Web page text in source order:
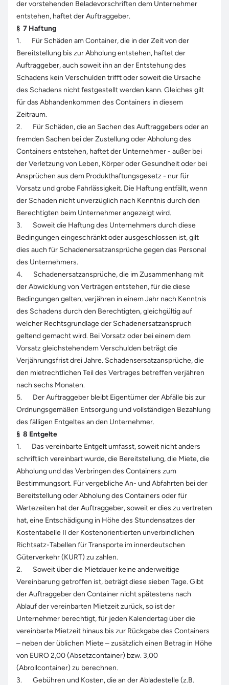
der vorstehenden Beladevorschriften dem Unternehmer
entstehen, haftet der Auftraggeber.
§ 7 Haftung
1. Für Schäden am Container, die in der Zeit von der
Bereitstellung bis zur Abholung entstehen, haftet der
Auftraggeber, auch soweit ihn an der Entstehung des
Schadens kein Verschulden trifft oder soweit die Ursache
des Schadens nicht festgestellt werden kann. Gleiches gilt
für das Abhandenkommen des Containers in diesem
Zeitraum.
2. Für Schäden, die an Sachen des Auftraggebers oder an
fremden Sachen bei der Zustellung oder Abholung des
Containers entstehen, haftet der Unternehmer - außer bei
der Verletzung von Leben, Körper oder Gesundheit oder bei
Ansprüchen aus dem Produkthaftungsgesetz - nur für
Vorsatz und grobe Fahrlässigkeit. Die Haftung entfällt, wenn
der Schaden nicht unverzüglich nach Kenntnis durch den
Berechtigten beim Unternehmer angezeigt wird.
3. Soweit die Haftung des Unternehmers durch diese
Bedingungen eingeschränkt oder ausgeschlossen ist, gilt
dies auch für Schadenersatzansprüche gegen das Personal
des Unternehmers.
4. Schadenersatzansprüche, die im Zusammenhang mit
der Abwicklung von Verträgen entstehen, für die diese
Bedingungen gelten, verjähren in einem Jahr nach Kenntnis
des Schadens durch den Berechtigten, gleichgültig auf
welcher Rechtsgrundlage der Schadenersatzanspruch
geltend gemacht wird. Bei Vorsatz oder bei einem dem
Vorsatz gleichstehendem Verschulden beträgt die
Verjährungsfrist drei Jahre. Schadensersatzansprüche, die
den mietrechtlichen Teil des Vertrages betreffen verjähren
nach sechs Monaten.
5. Der Auftraggeber bleibt Eigentümer der Abfälle bis zur
Ordnungsgemäßen Entsorgung und vollständigen Bezahlung
des fälligen Entgeltes an den Unternehmer.
§ 8 Entgelte
1. Das vereinbarte Entgelt umfasst, soweit nicht anders
schriftlich vereinbart wurde, die Bereitstellung, die Miete, die
Abholung und das Verbringen des Containers zum
Bestimmungsort. Für vergebliche An- und Abfahrten bei der
Bereitstellung oder Abholung des Containers oder für
Wartezeiten hat der Auftraggeber, soweit er dies zu vertreten
hat, eine Entschädigung in Höhe des Stundensatzes der
Kostentabelle II der Kostenorientierten unverbindlichen
Richtsatz-Tabellen für Transporte im innerdeutschen
Güterverkehr (KURT) zu zahlen.
2. Soweit über die Mietdauer keine anderweitige
Vereinbarung getroffen ist, beträgt diese sieben Tage. Gibt
der Auftraggeber den Container nicht spätestens nach
Ablauf der vereinbarten Mietzeit zurück, so ist der
Unternehmer berechtigt, für jeden Kalendertag über die
vereinbarte Mietzeit hinaus bis zur Rückgabe des Containers
– neben der üblichen Miete – zusätzlich einen Betrag in Höhe
von EURO 2,00 (Absetzcontainer) bzw. 3,00
(Abrollcontainer) zu berechnen.
3. Gebühren und Kosten, die an der Abladestelle (z.B.